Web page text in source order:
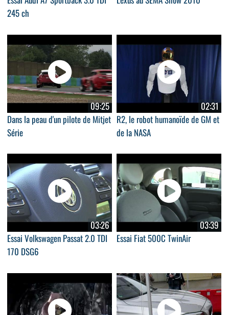
245 ch
09:25
Dans la peau d'un pilote de Mitjet
Série
02:31
R2, le robot humanoïde de GM et
de la NASA
03:26
Essai Volkswagen Passat 2.0 TDI
170 DSG6
03:39
Essai Fiat 500C TwinAir